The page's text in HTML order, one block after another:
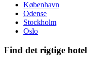
København
Odense
Stockholm
Oslo
Find det rigtige hotel